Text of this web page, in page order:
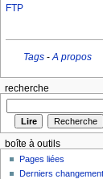
FTP
Tags -A propos
recherche
boîte à outils
Pages liées
Derniers